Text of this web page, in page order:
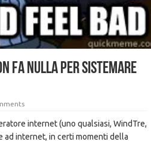
fa nulla per sistemare
internet (uno qualsiasi, WindTre,
ad internet, in certi momenti della